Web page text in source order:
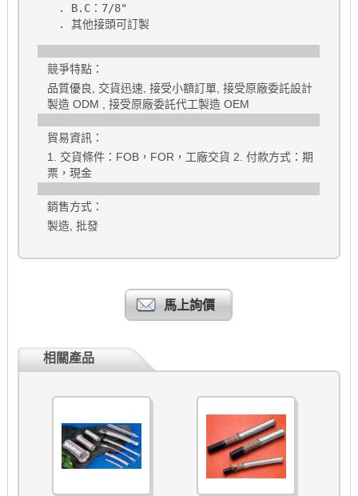
   . B.C：7/8"
   . 其他接頭可訂製
競爭特點：
品質優良, 交貨迅速, 接受小額訂單, 接受原廠委託設計
製造 ODM , 接受原廠委託代工製造 OEM
貿易資訊：
1. 交貨條件：FOB，FOR，工廠交貨 2. 付款方式：期
票，現金
銷售方式：
製造, 批發
馬上詢價
相關產品